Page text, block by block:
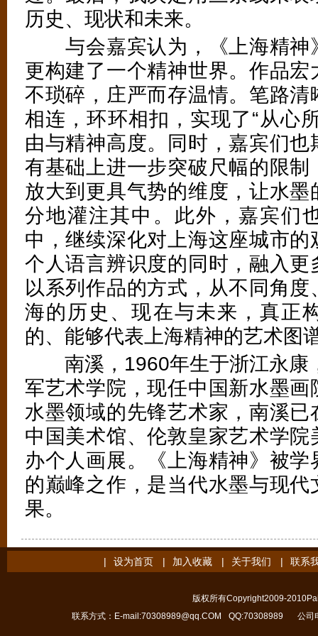
历史、现状和未来。
与会嘉宾认为，《上海精神
更构建了一个精神世界。作品
不琐碎，庄严而存温情。笔路
相连，环环相扣，实现了“从心
由与精神高度。同时，嘉宾们
有基础上进一步突破尺幅的限
放大到更具气势的维度，让水
分地灌注其中。此外，嘉宾们
中，继续深化对上海这座城市
个人语言辨识度的同时，融入
以系列作品的方式，从不同角
海的历史、现在与未来，真正
的、能够代表上海精神的艺术图
南溪，1960年生于浙江永康
军艺术学院，现任中国新水墨
水墨领域的先锋艺术家，南溪
中国美术馆、伦敦皇家艺术学
办个人画展。《上海精神》被
的巅峰之作，是当代水墨与现
果。
| 设为首页 | 加入收藏 | 关于我们 | 联系
版权所有Copyright2009-
联系方式：E-mail:70308989@qq.COM
QQ:70308989 公司